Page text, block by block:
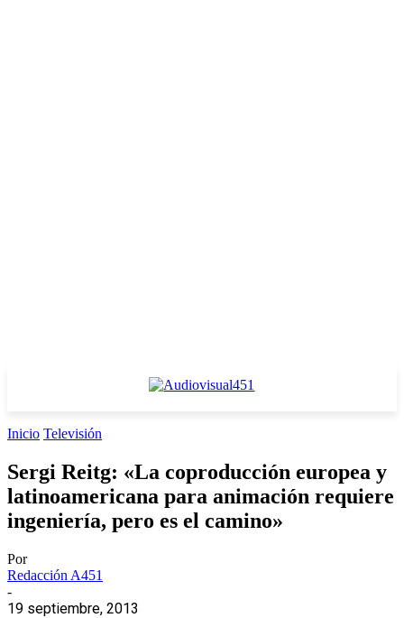
Inicio Televisión
Sergi Reitg: «La coproducción europea y
latinoamericana para animación requiere
ingeniería, pero es el camino»
Por
Redacción A451
-
19 septiembre, 2013